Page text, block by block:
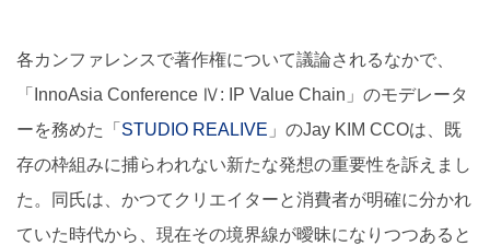
各カンファレンスで著作権について議論されるなかで、
「InnoAsia Conference Ⅳ: IP Value Chain」のモデレータ
ーを務めた「 STUDIO REALIVE 」のJay KIM CCOは、既
存の枠組みに捕らわれない新たな発想の重要性を訴えまし
た。同氏は、かつてクリエイターと消費者が明確に分かれ
ていた時代から、現在その境界線が曖昧になりつつあると